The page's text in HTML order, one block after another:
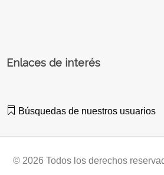
Enlaces de interés
Búsquedas de nuestros usuarios
© 2026 Todos los derechos